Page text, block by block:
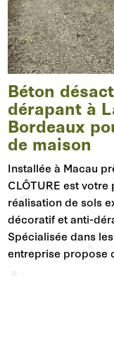
Béton
dérapant à
Bordeaux
de maison
Installée à Macau
CLÔTURE est
réalisation de sols
décoratif et anti-
Spécialisée dans
entreprise propose